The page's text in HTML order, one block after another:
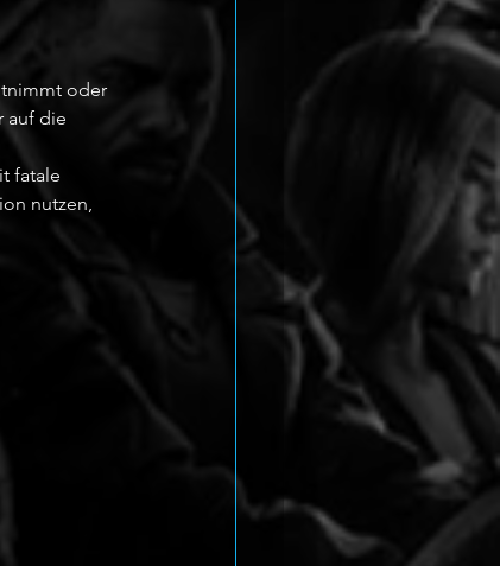
oder
auf die
fatale
nutzen,